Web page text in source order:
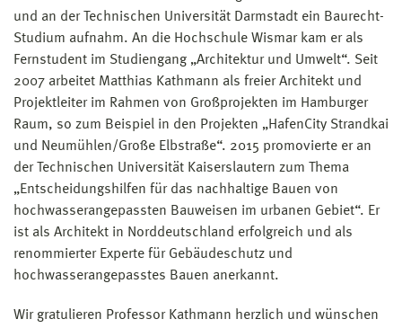
und an der Technischen Universität Darmstadt ein Baurecht-
Studium aufnahm. An die Hochschule Wismar kam er als
Fernstudent im Studiengang „Architektur und Umwelt“. Seit
2007 arbeitet Matthias Kathmann als freier Architekt und
Projektleiter im Rahmen von Großprojekten im Hamburger
Raum, so zum Beispiel in den Projekten „HafenCity Strandkai
und Neumühlen/Große Elbstraße“. 2015 promovierte er an
der Technischen Universität Kaiserslautern zum Thema
„Entscheidungshilfen für das nachhaltige Bauen von
hochwasserangepassten Bauweisen im urbanen Gebiet“. Er
ist als Architekt in Norddeutschland erfolgreich und als
renommierter Experte für Gebäudeschutz und
hochwasserangepasstes Bauen anerkannt.
Wir gratulieren Professor Kathmann herzlich und wünschen